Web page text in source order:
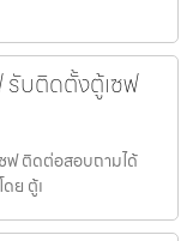
รับติดตั้งตู้เซฟ
ฟ ติดต่อสอบถามได้
ย ตู้เ